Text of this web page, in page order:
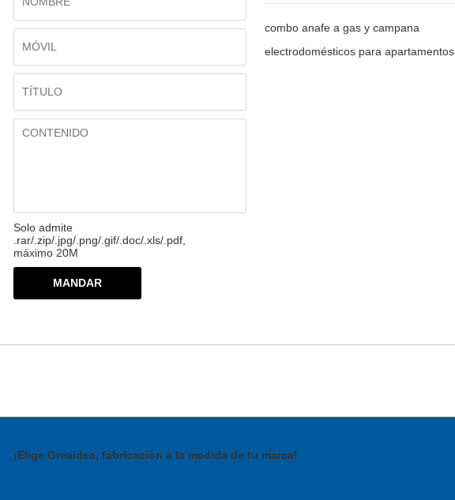
Solo admite
.rar/.zip/.jpg/.png/.gif/.doc/.xls/.pdf,
máximo 20M
MANDAR
combo anafe a gas y campana
electrodomésticos para apartamentos
¡Elige Greaidea, fabricación a la medida de tu marca!